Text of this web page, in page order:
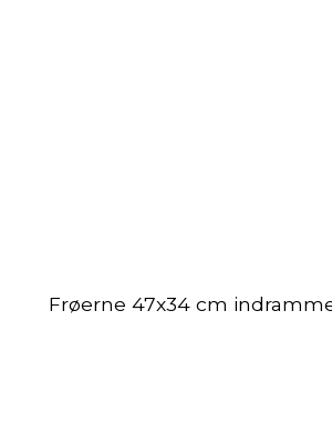
Frøerne 47x34 cm